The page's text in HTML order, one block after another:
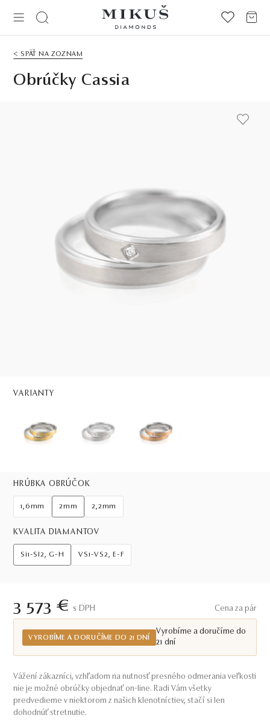
< SPÄŤ NA ZOZNAM
Obrúčky Cassia
VARIANTY
HRÚBKA OBRÚČOK
1,6mm 2mm 2,2mm
KVALITA DIAMANTOV
Si1-SI2, G-H VS1-VS2, E-F
3 573 € S DPH Cena za pár
VYROBÍME A DORUČÍME DO 21 DNÍ
Vyrobíme a doručíme do
21 dní
Vážení zákazníci, vzhľadom na nutnosť presného odmerania veľkosti
nie je možné obrúčky objednať on-line. Radi Vám všetky
predvedieme v niektorom z našich klenotníctiev, stačí si len
dohodnúť stretnutie.